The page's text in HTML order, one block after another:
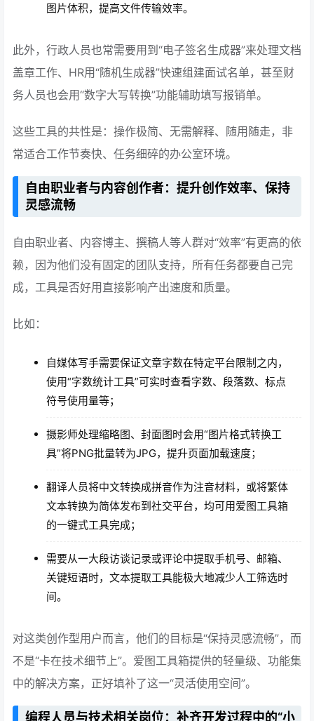
图片体积，提高文件传输效率。
此外，行政人员也常需要用到“电子签名生成器”来处理文档
盖章工作、HR用“随机生成器”快速组建面试名单，甚至财
务人员也会用“数字大写转换”功能辅助填写报销单。
这些工具的共性是：操作极简、无需解释、随用随走，非
常适合工作节奏快、任务细碎的办公室环境。
自由职业者与内容创作者：提升创作效率、保持
灵感流畅
自由职业者、内容博主、撰稿人等人群对“效率”有更高的依
赖，因为他们没有固定的团队支持，所有任务都要自己完
成，工具是否好用直接影响产出速度和质量。
比如：
自媒体写手需要保证文章字数在特定平台限制之内，
使用“字数统计工具”可实时查看字数、段落数、标点
符号使用量等；
摄影师处理缩略图、封面图时会用“图片格式转换工
具”将PNG批量转为JPG，提升页面加载速度；
翻译人员将中文转换成拼音作为注音材料，或将繁体
文本转换为简体发布到社交平台，均可用爱图工具箱
的一键式工具完成；
需要从一大段访谈记录或评论中提取手机号、邮箱、
关键短语时，文本提取工具能极大地减少人工筛选时
间。
对这类创作型用户而言，他们的目标是“保持灵感流畅”，而
不是“卡在技术细节上”。爱图工具箱提供的轻量级、功能集
中的解决方案，正好填补了这一“灵活使用空间”。
编程人员与技术相关岗位：补齐开发过程中的“小